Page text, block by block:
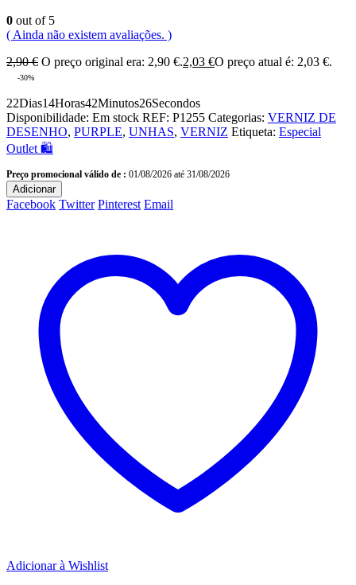
0 out of 5
( Ainda não existem avaliações. )
2,90€ O preço original era: 2,90 €.2,03 €O preço atual é: 2,03 €.
-30%
22Dias14Horas42Minutos26Secondos
Disponibilidade: Em stock REF: P1255 Categorias: VERNIZ DE
DESENHO, PURPLE, UNHAS, VERNIZ Etiqueta: Especial
Outlet 🛍️
Preço promocional válido de : 01/08/2026 até 31/08/2026
Adicionar
Facebook Twitter Pinterest Email
Adicionar à Wishlist